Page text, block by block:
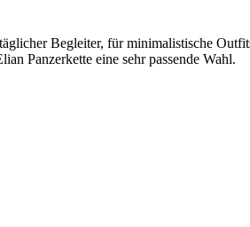
Begleiter, für minimalistische
Panzerkette eine sehr passende Wahl.